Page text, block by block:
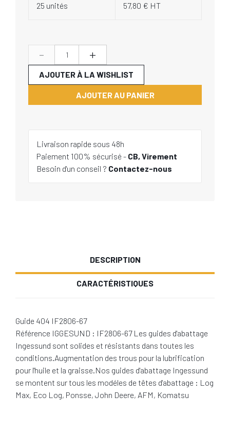
25 unités 57,80 € HT
- +
AJOUTER AU PANIER
AJOUTER À LA WISHLIST
Livraison rapide sous 48h
Paiement 100% sécurisé - CB, Virement
Besoin d'un conseil ? Contactez-nous
DESCRIPTION
CARACTÉRISTIQUES
Guide 404 IF2806-67
Référence IGGESUND : IF2806-67 Les guides d'abattage
Ingessund sont solides et résistants dans toutes les
conditions.Augmentation des trous pour la lubrification
pour l'huile et la graisse.Nos guides d'abattage Ingessund
se montent sur tous les modéles de têtes d'abattage : Log
Max, Eco Log, Ponsse, John Deere, AFM, Komatsu